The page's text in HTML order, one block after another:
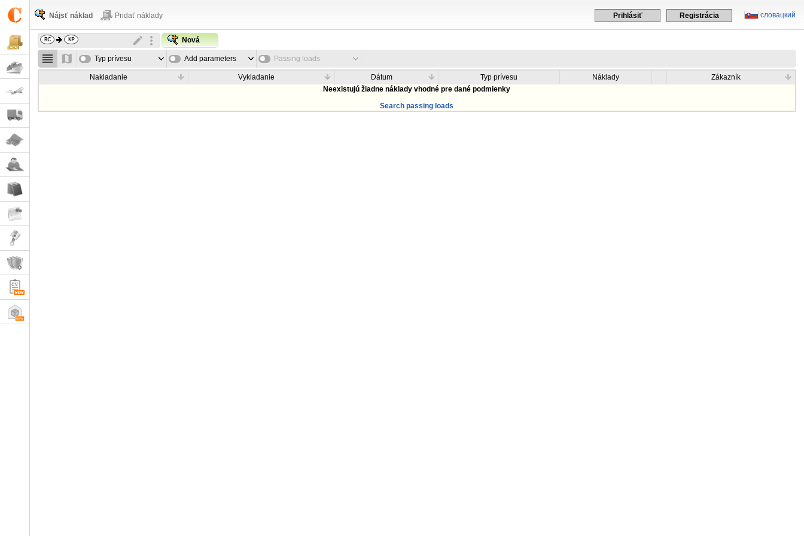
словацкий
Prihlásiť Registrácia
Nájsť náklad Pridať náklady
Nová
Typ prívesu Add parameters Passing loads
Nakladanie Vykladanie Dátum Typ prívesu Náklady
Zákazník
Neexistujú žiadne náklady vhodné pre dané podmienky
Search passing loads